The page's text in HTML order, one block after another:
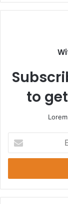
to
t
r
y